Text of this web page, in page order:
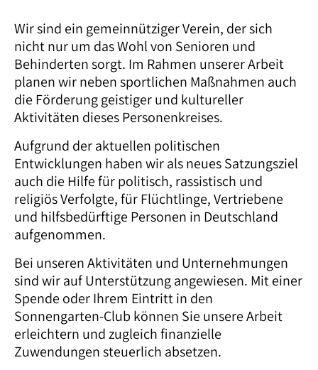
Wir sind ein gemeinnütziger Verein, der sich
nicht nur um das Wohl von Senioren und
Behinderten sorgt. Im Rahmen unserer Arbeit
planen wir neben sportlichen Maßnahmen auch
die Förderung geistiger und kultureller
Aktivitäten dieses Personenkreises.
Aufgrund der aktuellen politischen
Entwicklungen haben wir als neues Satzungsziel
auch die Hilfe für politisch, rassistisch und
religiös Verfolgte, für Flüchtlinge, Vertriebene
und hilfsbedürftige Personen in Deutschland
aufgenommen.
Bei unseren Aktivitäten und Unternehmungen
sind wir auf Unterstützung angewiesen. Mit einer
Spende oder Ihrem Eintritt in den
Sonnengarten-Club können Sie unsere Arbeit
erleichtern und zugleich finanzielle
Zuwendungen steuerlich absetzen.